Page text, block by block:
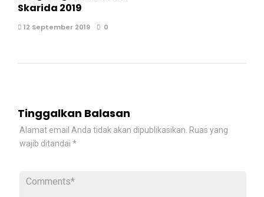
Skarida 2019
12 September 2019 0
Tinggalkan Balasan
Alamat email Anda tidak akan dipublikasikan. Ruas yang
wajib ditandai *